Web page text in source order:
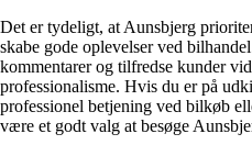
Det er tydeligt, at Aunsbjerg
skabe gode oplevelser ved
kommentarer og tilfredse kunder
professionalisme. Hvis du er på
professionel betjening ved bilkøb
være et godt valg at besøge